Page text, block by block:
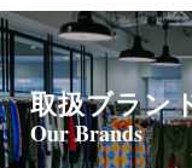
取扱ブラン
Our Brands